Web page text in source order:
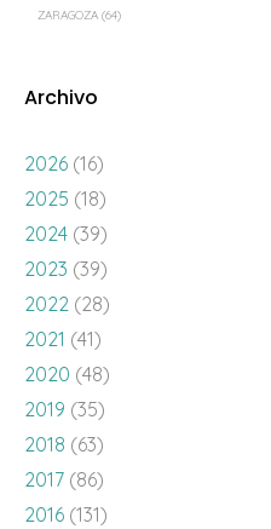
ZARAGOZA (64)
Archivo
2026 (16)
2025 (18)
2024 (39)
2023 (39)
2022 (28)
2021 (41)
2020 (48)
2019 (35)
2018 (63)
2017 (86)
2016 (131)